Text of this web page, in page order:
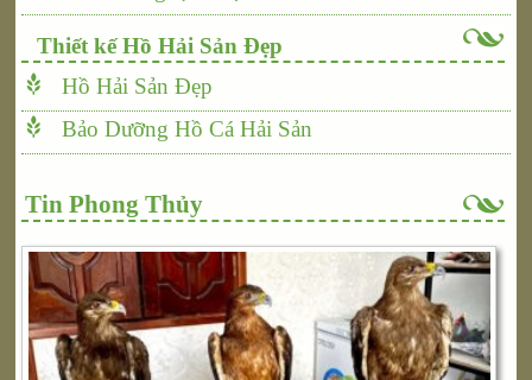
Thiết kế Hồ Hải Sản Đẹp
Hồ Hải Sản Đẹp
Bảo Dưỡng Hồ Cá Hải Sản
Tin Phong Thủy